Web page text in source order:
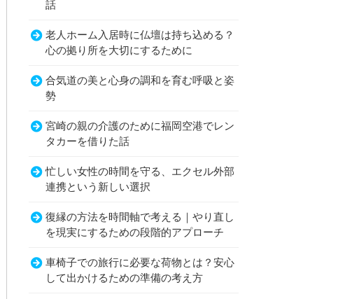
話
老人ホーム入居時に仏壇は持ち込める？
心の拠り所を大切にするために
合気道の美と心身の調和を育む呼吸と姿
勢
宮崎の親の介護のために福岡空港でレン
タカーを借りた話
忙しい女性の時間を守る、エクセル外部
連携という新しい選択
復縁の方法を時間軸で考える｜やり直し
を現実にするための段階的アプローチ
車椅子での旅行に必要な荷物とは？安心
して出かけるための準備の考え方